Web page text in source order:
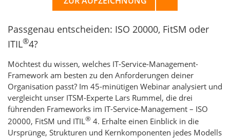
Passgenau entscheiden: ISO 20000, FitSM oder
ITIL®4?
Möchtest du wissen, welches IT-Service-Management-
Framework am besten zu den Anforderungen deiner
Organisation passt? Im 45-minütigen Webinar analysiert und
vergleicht unser ITSM-Experte Lars Rummel, die drei
führenden Frameworks im IT-Service-Management – ISO
20000, FitSM und ITIL® 4. Erhalte einen Einblick in die
Ursprünge, Strukturen und Kernkomponenten jedes Modells